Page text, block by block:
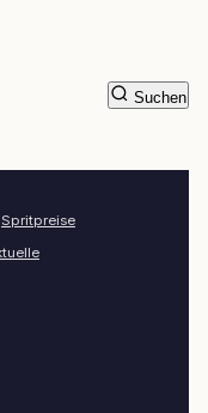
Spritpreise
Suchen